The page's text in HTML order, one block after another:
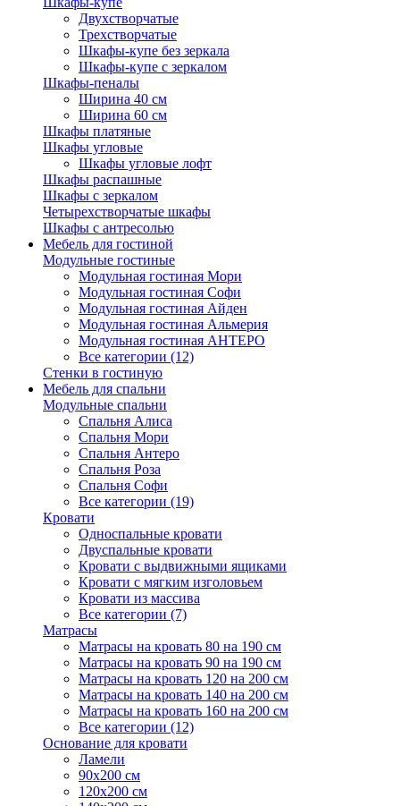
Двухстворчатые
Трехстворчатые
Шкафы-купе без зеркала
Шкафы-купе с зеркалом
Шкафы-пеналы
Ширина 40 см
Ширина 60 см
Шкафы платяные
Шкафы угловые
Шкафы угловые лофт
Шкафы распашные
Шкафы с зеркалом
Четырехстворчатые шкафы
Шкафы с антресолью
Мебель для гостиной
Модульные гостиные
Модульная гостиная Мори
Модульная гостиная Софи
Модульная гостиная Айден
Модульная гостиная Альмерия
Модульная гостиная АНТЕРО
Все категории (12)
Стенки в гостиную
Мебель для спальни
Модульные спальни
Спальня Алиса
Спальня Мори
Спальня Антеро
Спальня Роза
Спальня Софи
Все категории (19)
Кровати
Односпальные кровати
Двуспальные кровати
Кровати с выдвижными ящиками
Кровати с мягким изголовьем
Кровати из массива
Все категории (7)
Матрасы
Матрасы на кровать 80 на 190 см
Матрасы на кровать 90 на 190 см
Матрасы на кровать 120 на 200 см
Матрасы на кровать 140 на 200 см
Матрасы на кровать 160 на 200 см
Все категории (12)
Основание для кровати
Ламели
90х200 см
120х200 см